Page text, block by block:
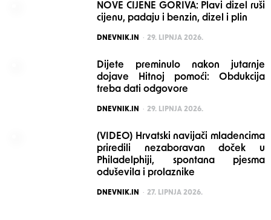
NOVE CIJENE GORIVA: Plavi dizel ruši
cijenu, padaju i benzin, dizel i plin
POSTED
DNEVNIK.IN 29. LIPNJA 2026.
Dijete preminulo nakon jutarnje
dojave Hitnoj pomoći: Obdukcija
treba dati odgovore
POSTED
DNEVNIK.IN 29. LIPNJA 2026.
(VIDEO) Hrvatski navijači mladencima
priredili nezaboravan doček u
Philadelphiji, spontana pjesma
oduševila i prolaznike
POSTED
DNEVNIK.IN 27. LIPNJA 2026.